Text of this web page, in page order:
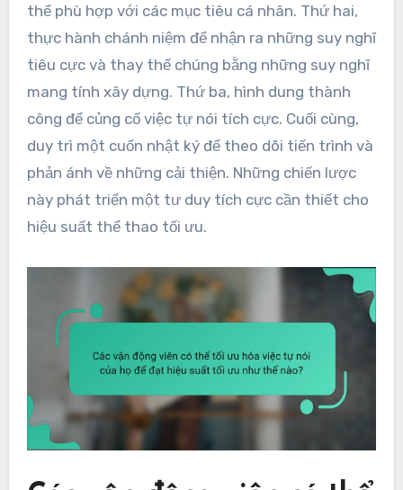
thể phù hợp với các mục tiêu cá nhân. Thứ hai,
thực hành chánh niệm để nhận ra những suy nghĩ
tiêu cực và thay thế chúng bằng những suy nghĩ
mang tính xây dựng. Thứ ba, hình dung thành
công để củng cố việc tự nói tích cực. Cuối cùng,
duy trì một cuốn nhật ký để theo dõi tiến trình và
phản ánh về những cải thiện. Những chiến lược
này phát triển một tư duy tích cực cần thiết cho
hiệu suất thể thao tối ưu.